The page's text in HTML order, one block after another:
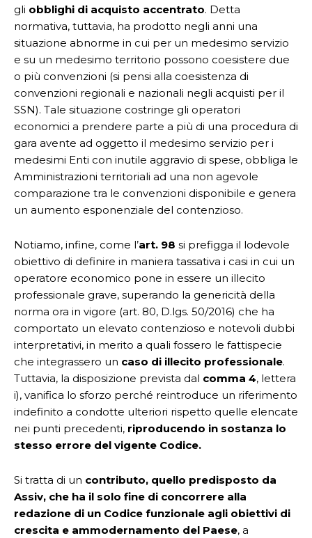
gli obblighi di acquisto accentrato. Detta
normativa, tuttavia, ha prodotto negli anni una
situazione abnorme in cui per un medesimo servizio
e su un medesimo territorio possono coesistere due
o più convenzioni (si pensi alla coesistenza di
convenzioni regionali e nazionali negli acquisti per il
SSN). Tale situazione costringe gli operatori
economici a prendere parte a più di una procedura di
gara avente ad oggetto il medesimo servizio per i
medesimi Enti con inutile aggravio di spese, obbliga le
Amministrazioni territoriali ad una non agevole
comparazione tra le convenzioni disponibile e genera
un aumento esponenziale del contenzioso.
Notiamo, infine, come l’art. 98 si prefigga il lodevole
obiettivo di definire in maniera tassativa i casi in cui un
operatore economico pone in essere un illecito
professionale grave, superando la genericità della
norma ora in vigore (art. 80, D.lgs. 50/2016) che ha
comportato un elevato contenzioso e notevoli dubbi
interpretativi, in merito a quali fossero le fattispecie
che integrassero un caso di illecito professionale.
Tuttavia, la disposizione prevista dal comma 4, lettera
i), vanifica lo sforzo perché reintroduce un riferimento
indefinito a condotte ulteriori rispetto quelle elencate
nei punti precedenti, riproducendo in sostanza lo
stesso errore del vigente Codice.
Si tratta di un contributo, quello predisposto da
Assiv, che ha il solo fine di concorrere alla
redazione di un Codice funzionale agli obiettivi di
crescita e ammodernamento del Paese, a